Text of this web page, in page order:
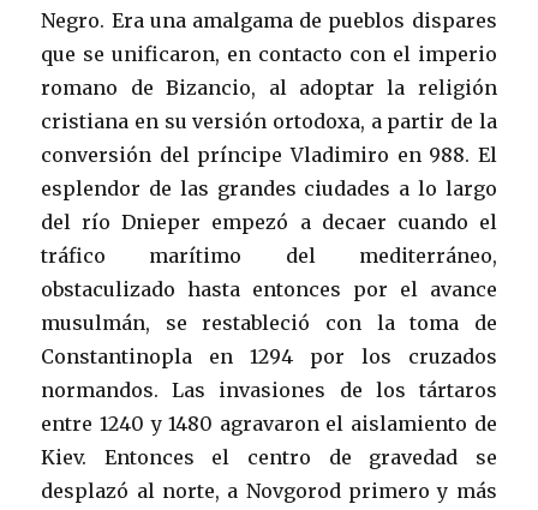
Negro. Era una amalgama de pueblos dispares
que se unificaron, en contacto con el imperio
romano de Bizancio, al adoptar la religión
cristiana en su versión ortodoxa, a partir de la
conversión del príncipe Vladimiro en 988. El
esplendor de las grandes ciudades a lo largo
del río Dnieper empezó a decaer cuando el
tráfico marítimo del mediterráneo,
obstaculizado hasta entonces por el avance
musulmán, se restableció con la toma de
Constantinopla en 1294 por los cruzados
normandos. Las invasiones de los tártaros
entre 1240 y 1480 agravaron el aislamiento de
Kiev. Entonces el centro de gravedad se
desplazó al norte, a Novgorod primero y más